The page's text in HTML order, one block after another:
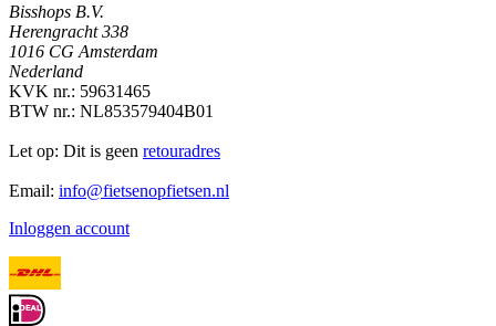
Bisshops B.V.
Herengracht 338
1016 CG Amsterdam
Nederland
KVK nr.: 59631465
BTW nr.: NL853579404B01
Let op: Dit is geen retouradres
Email: info@fietsenopfietsen.nl
Inloggen account